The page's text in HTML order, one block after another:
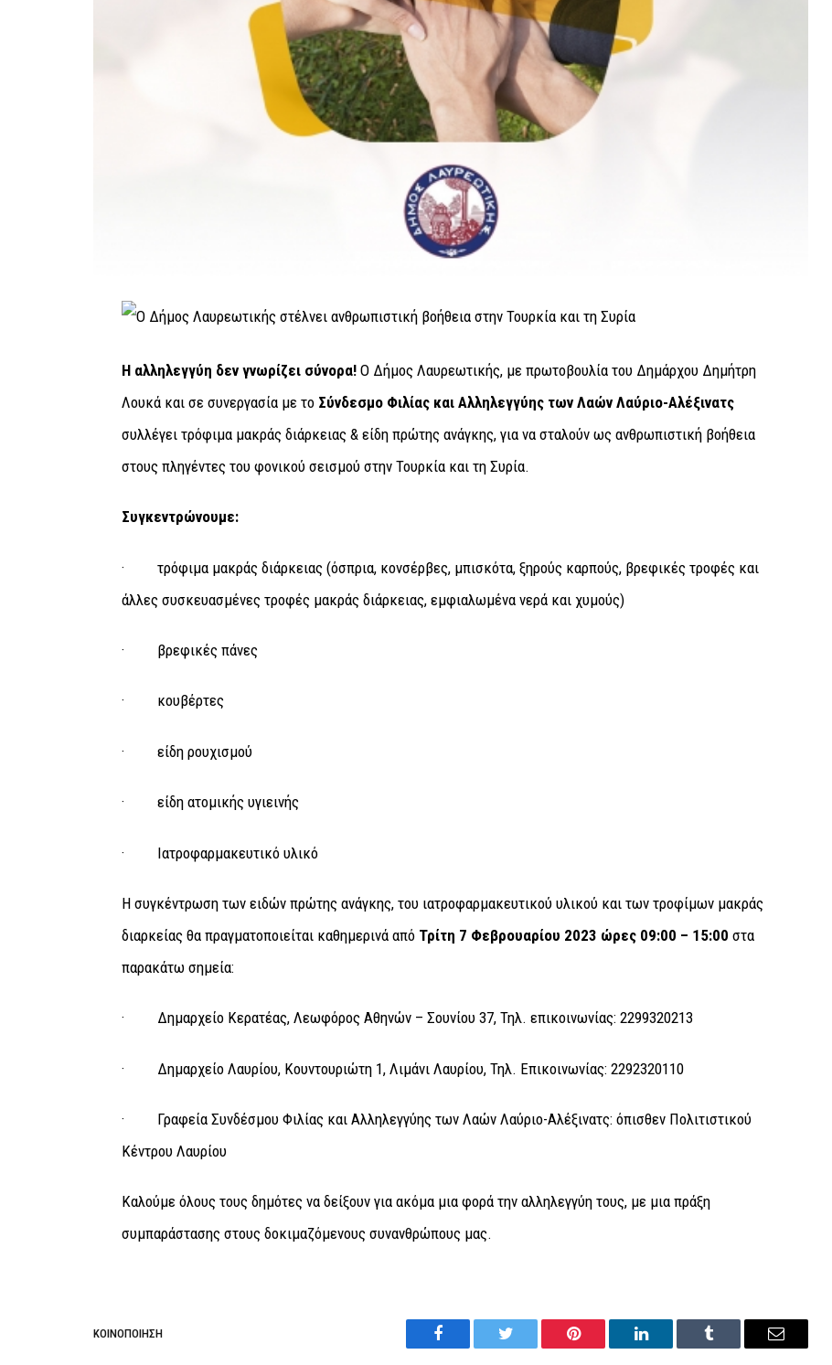
Η αλληλεγγύη δεν γνωρίζει σύνορα! O Δήμος Λαυρεωτικής, με πρωτοβουλία του Δημάρχου Δημήτρη
Λουκά και σε συνεργασία με το Σύνδεσμο Φιλίας και Αλληλεγγύης των Λαών Λαύριο-Αλέξινατς
συλλέγει τρόφιμα μακράς διάρκειας & είδη πρώτης ανάγκης, για να σταλούν ως ανθρωπιστική βοήθεια
στους πληγέντες του φονικού σεισμού στην Τουρκία και τη Συρία.
Συγκεντρώνουμε:
·
τρόφιμα μακράς διάρκειας (όσπρια, κονσέρβες, μπισκότα, ξηρούς καρπούς, βρεφικές τροφές και
άλλες συσκευασμένες τροφές μακράς διάρκειας, εμφιαλωμένα νερά και χυμούς)
· βρεφικές πάνες
· κουβέρτες
· είδη ρουχισμού
· είδη ατομικής υγιεινής
· Ιατροφαρμακευτικό υλικό
Η συγκέντρωση των ειδών πρώτης ανάγκης, του ιατροφαρμακευτικού υλικού και των τροφίμων μακράς
διαρκείας θα πραγματοποιείται καθημερινά από Τρίτη 7 Φεβρουαρίου 2023 ώρες 09:00 – 15:00 στα
παρακάτω σημεία:
· Δημαρχείο Κερατέας, Λεωφόρος Αθηνών – Σουνίου 37, Τηλ. επικοινωνίας: 2299320213
· Δημαρχείο Λαυρίου, Κουντουριώτη 1, Λιμάνι Λαυρίου, Τηλ. Επικοινωνίας: 2292320110
·
Γραφεία Συνδέσμου Φιλίας και Αλληλεγγύης των Λαών Λαύριο-Αλέξινατς: όπισθεν Πολιτιστικού
Κέντρου Λαυρίου
Καλούμε όλους τους δημότες να δείξουν για ακόμα μια φορά την αλληλεγγύη τους, με μια πράξη
συμπαράστασης στους δοκιμαζόμενους συνανθρώπους μας.
ΚΟΙΝΟΠΟΊΗΣΗ
Facebook Twitter Pinterest LinkedIn Tumblr Email